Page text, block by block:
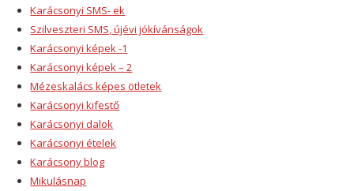
Karácsonyi SMS- ek
Szilveszteri SMS, újévi jókívánságok
Karácsonyi képek -1
Karácsonyi képek – 2
Mézeskalács képes ötletek
Karácsonyi kifestő
Karácsonyi dalok
Karácsonyi ételek
Karácsony blog
Mikulásnap